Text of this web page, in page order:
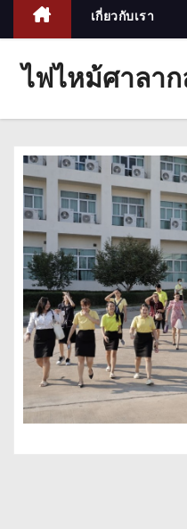
เกี่ยวกับเรา
ไฟไหม้ศาลาก